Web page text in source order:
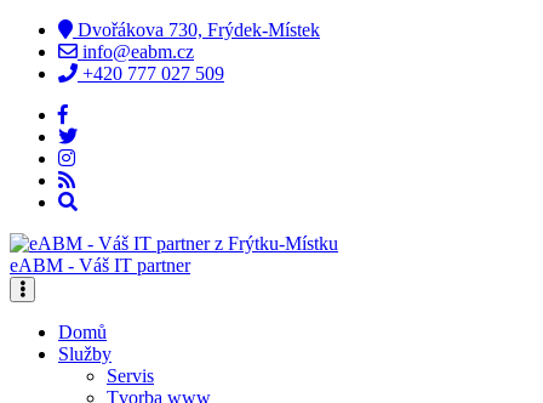
Dvořákova 730, Frýdek-Místek
info@eabm.cz
+420 777 027 509
eABM - Váš IT partner
Domů
Služby
Servis
Tvorba www